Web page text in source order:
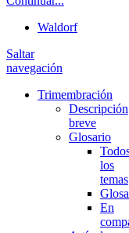
Waldorf
Saltar
navegación
Trimembración
Descripción
breve
Glosario
los
temas
En